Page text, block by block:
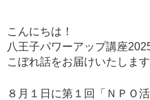
こんにちは！
八王子パワーアップ講座
こぼれ話をお届けいたします
８月１日に第１回「ＮＰＯ